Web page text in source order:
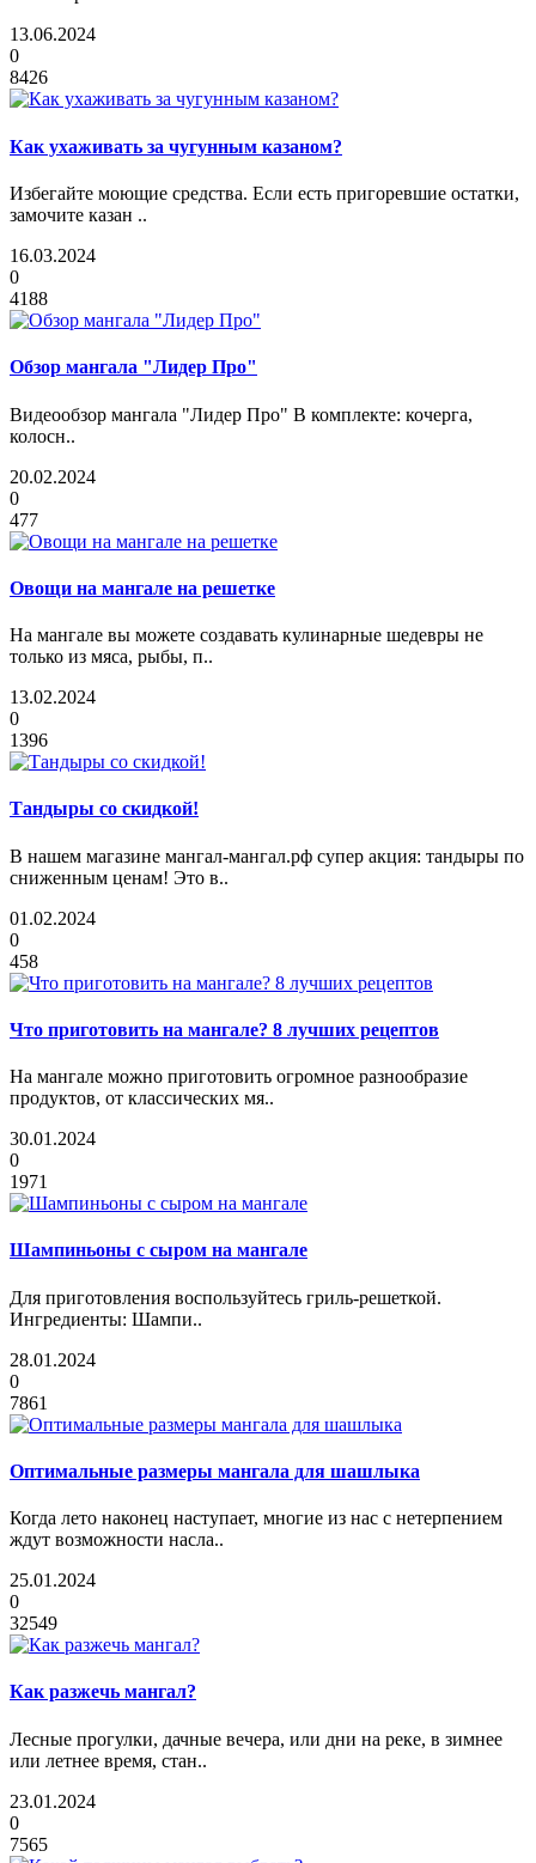
13.06.2024
0
8426
Как ухаживать за чугунным казаном?
Избегайте моющие средства. Если есть пригоревшие остатки,
замочите казан ..
16.03.2024
0
4188
Обзор мангала "Лидер Про"
Видеообзор мангала "Лидер Про" В комплекте: кочерга,
колосн..
20.02.2024
0
477
Овощи на мангале на решетке
На мангале вы можете создавать кулинарные шедевры не
только из мяса, рыбы, п..
13.02.2024
0
1396
Тандыры со скидкой!
В нашем магазине мангал-мангал.рф супер акция: тандыры по
сниженным ценам! Это в..
01.02.2024
0
458
Что приготовить на мангале? 8 лучших рецептов
На мангале можно приготовить огромное разнообразие
продуктов, от классических мя..
30.01.2024
0
1971
Шампиньоны с сыром на мангале
Для приготовления воспользуйтесь гриль-решеткой.
Ингредиенты: Шампи..
28.01.2024
0
7861
Оптимальные размеры мангала для шашлыка
Когда лето наконец наступает, многие из нас с нетерпением
ждут возможности насла..
25.01.2024
0
32549
Как разжечь мангал?
Лесные прогулки, дачные вечера, или дни на реке, в зимнее
или летнее время, стан..
23.01.2024
0
7565